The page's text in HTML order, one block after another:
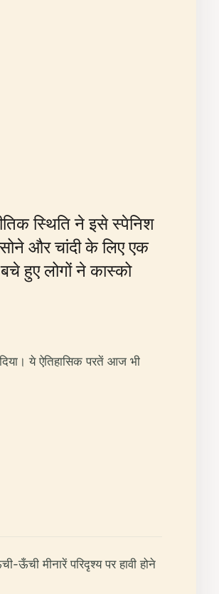
स्थिति ने इसे स्पेनिश
और चांदी के लिए एक
हुए लोगों ने कास्को
ये ऐतिहासिक परतें आज भी
मीनारें परिदृश्य पर हावी होने